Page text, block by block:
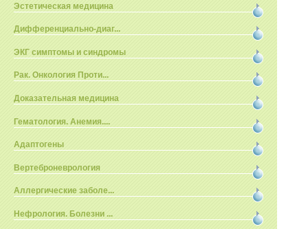
Эстетическая медицина
Дифференциально-диаг...
ЭКГ симптомы и синдромы
Рак. Онкология Проти...
Доказательная медицина
Гематология. Анемия....
Адаптогены
Вертеброневрология
Аллергические заболе...
Нефрология. Болезни ...